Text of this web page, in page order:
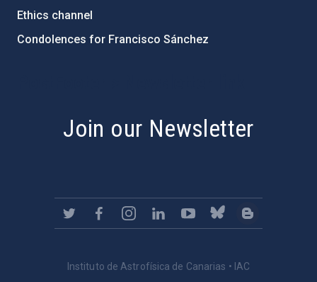
Ethics channel
Condolences for Francisco Sánchez
Join our Newsletter
Instituto de Astrofísica de Canarias • IAC